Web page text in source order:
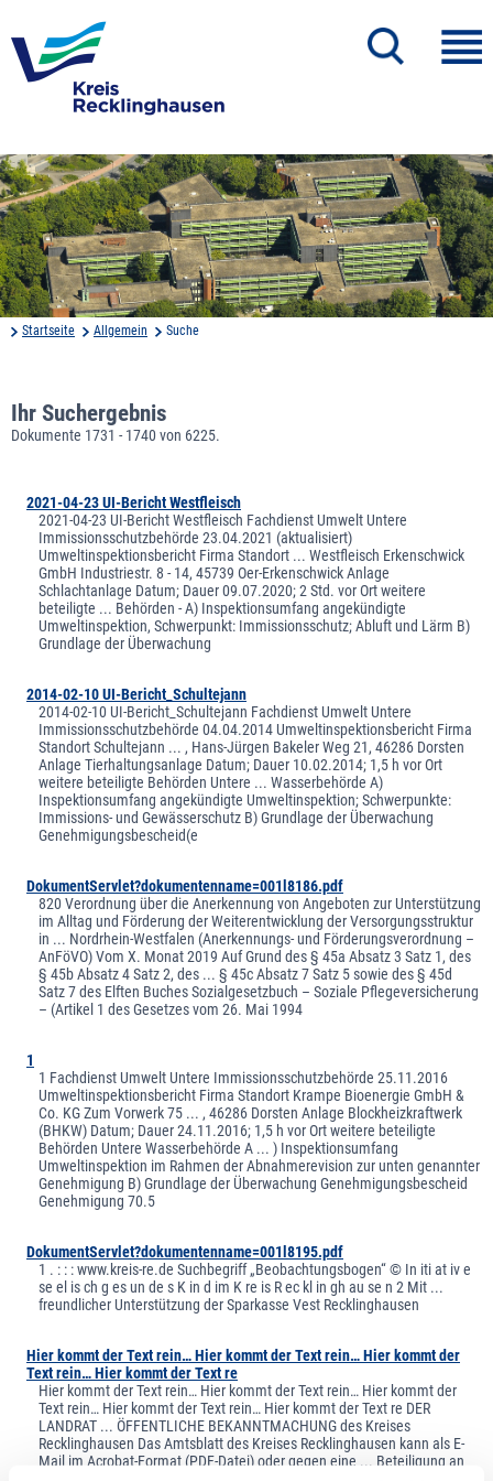
Startseite Allgemein Suche
Ihr Suchergebnis
Dokumente 1731 - 1740 von 6225.
2021-04-23 UI-Bericht Westfleisch
2021-04-23 UI-Bericht Westfleisch Fachdienst Umwelt Untere
Immissionsschutzbehörde 23.04.2021 (aktualisiert)
Umweltinspektionsbericht Firma Standort ... Westfleisch Erkenschwick
GmbH Industriestr. 8 - 14, 45739 Oer-Erkenschwick Anlage
Schlachtanlage Datum; Dauer 09.07.2020; 2 Std. vor Ort weitere
beteiligte ... Behörden - A) Inspektionsumfang angekündigte
Umweltinspektion, Schwerpunkt: Immissionsschutz; Abluft und Lärm B)
Grundlage der Überwachung
2014-02-10 UI-Bericht_Schultejann
2014-02-10 UI-Bericht_Schultejann Fachdienst Umwelt Untere
Immissionsschutzbehörde 04.04.2014 Umweltinspektionsbericht Firma
Standort Schultejann ... , Hans-Jürgen Bakeler Weg 21, 46286 Dorsten
Anlage Tierhaltungsanlage Datum; Dauer 10.02.2014; 1,5 h vor Ort
weitere beteiligte Behörden Untere ... Wasserbehörde A)
Inspektionsumfang angekündigte Umweltinspektion; Schwerpunkte:
Immissions- und Gewässerschutz B) Grundlage der Überwachung
Genehmigungsbescheid(e
DokumentServlet?dokumentenname=001l8186.pdf
820 Verordnung über die Anerkennung von Angeboten zur Unterstützung
im Alltag und Förderung der Weiterentwicklung der Versorgungsstruktur
in ... Nordrhein-Westfalen (Anerkennungs- und Förderungsverordnung –
AnFöVO) Vom X. Monat 2019 Auf Grund des § 45a Absatz 3 Satz 1, des
§ 45b Absatz 4 Satz 2, des ... § 45c Absatz 7 Satz 5 sowie des § 45d
Satz 7 des Elften Buches Sozialgesetzbuch – Soziale Pflegeversicherung
– (Artikel 1 des Gesetzes vom 26. Mai 1994
1
1 Fachdienst Umwelt Untere Immissionsschutzbehörde 25.11.2016
Umweltinspektionsbericht Firma Standort Krampe Bioenergie GmbH &
Co. KG Zum Vorwerk 75 ... , 46286 Dorsten Anlage Blockheizkraftwerk
(BHKW) Datum; Dauer 24.11.2016; 1,5 h vor Ort weitere beteiligte
Behörden Untere Wasserbehörde A ... ) Inspektionsumfang
Umweltinspektion im Rahmen der Abnahmerevision zur unten genannter
Genehmigung B) Grundlage der Überwachung Genehmigungsbescheid
Genehmigung 70.5
DokumentServlet?dokumentenname=001l8195.pdf
1 . : : : www.kreis-re.de Suchbegriff „Beobachtungsbogen“ © In iti at iv e
se el is ch g es un de s K in d im K re is R ec kl in gh au se n 2 Mit ...
freundlicher Unterstützung der Sparkasse Vest Recklinghausen
Hier kommt der Text rein… Hier kommt der Text rein… Hier kommt der
Text rein… Hier kommt der Text re
Hier kommt der Text rein… Hier kommt der Text rein… Hier kommt der
Text rein… Hier kommt der Text rein… Hier kommt der Text re DER
LANDRAT ... ÖFFENTLICHE BEKANNTMACHUNG des Kreises
Recklinghausen Das Amtsblatt des Kreises Recklinghausen kann als E-
Mail im Acrobat-Format (PDF-Datei) oder gegen eine ... Beteiligung an